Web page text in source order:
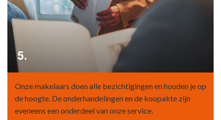
5.
Onze makelaars doen alle bezichtigingen en houden je op
de hoogte. De onderhandelingen en de koopakte zijn
eveneens een onderdeel van onze service.